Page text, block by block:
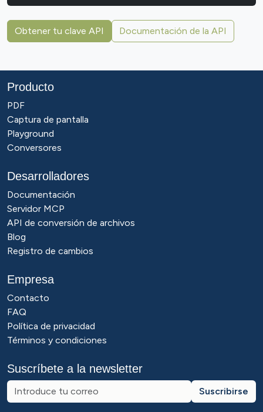
Obtener tu clave API Documentación de la API
Producto
PDF
Captura de pantalla
Playground
Conversores
Desarrolladores
Documentación
Servidor MCP
API de conversión de archivos
Blog
Registro de cambios
Empresa
Contacto
FAQ
Política de privacidad
Términos y condiciones
Suscríbete a la newsletter
Suscribirse